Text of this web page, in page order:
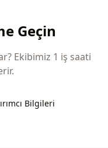
Geçin
Ekibimiz 1 iş saati
Bilgileri